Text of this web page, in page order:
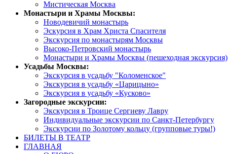
Мистическая Москва
Монастыри и Храмы Москвы:
Новодевичий монастырь
Эскурсия в Храм Христа Спасителя
Экскурсия по монастырям Москвы
Высоко-Петровский монастырь
Монастыри и Храмы Москвы (пешеходная экскурсия)
Усадьбы Москвы:
Экскурсия в усадьбу "Коломенское"
Экскурсия в усадьбу «Царицыно»
Экскурсия в усадьбу «Кусково»
Загородные экскурсии:
Экскурсия в Троице Сергиеву Лавру
Индивидуальные экскурсии по Санкт-Петербургу
Экскурсии по Золотому кольцу (групповые туры!)
БИЛЕТЫ В ТЕАТР
ГЛАВНАЯ